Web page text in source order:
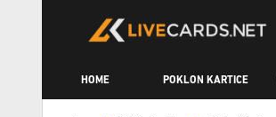
HOME POKLON KARTICE